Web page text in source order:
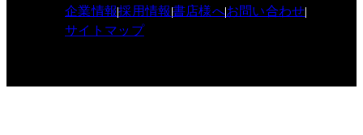
企業情報採用情報書店様へお問い合わせ
サイトマップ